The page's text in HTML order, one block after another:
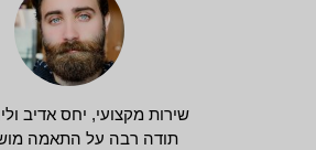
שירות מקצועי, יחס אדיב
תודה רבה על התאמה